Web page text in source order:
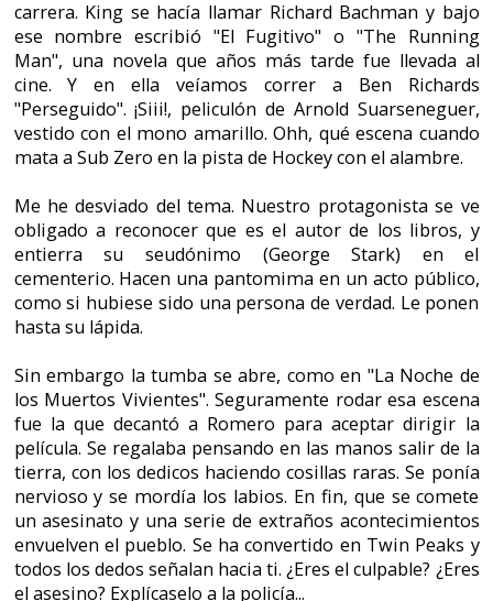
Según parece, al comprarte el videojuego podías
ver gratuitamente la película. Sin embargo
tenemos dos versiones de dicha información.
Creemos que en América te regalaban una
entrada de cine, cosa que sería corroborada en la
imagen que se encuentra a continuación y en la
leer "Próximamente en cine…". Sin embargo, si
vamos a la solución de la aventura, leeremos que
al señor Bárbaro le regalaron una película de
vídeo, VHS.